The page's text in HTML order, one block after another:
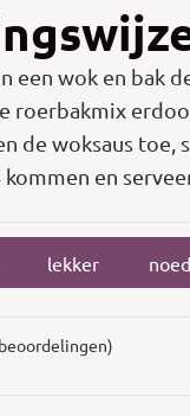
een wok en bak
roerbakmix
de woksaus
en
lekker